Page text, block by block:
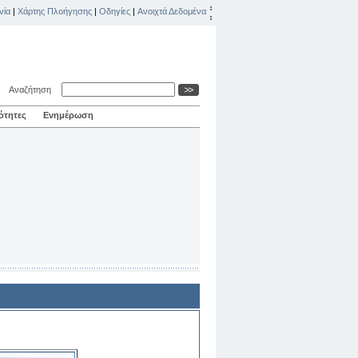
| Χάρτης Πλοήγησης | Οδηγίες | Ανοιχτά Δεδομένα
Αναζήτηση
Ενημέρωση